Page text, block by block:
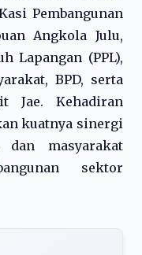
Pembangunan
Angkola Julu,
Lapangan (PPL),
BPD, serta
Jae. Kehadiran
kuatnya sinergi
dan masyarakat
sektor